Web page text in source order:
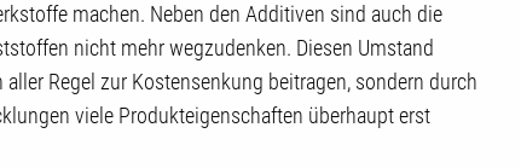
machen. Neben den Additiven sind auch die
nicht mehr wegzudenken. Diesen Umstand
Regel zur Kostensenkung beitragen, sondern durch
viele Produkteigenschaften überhaupt erst